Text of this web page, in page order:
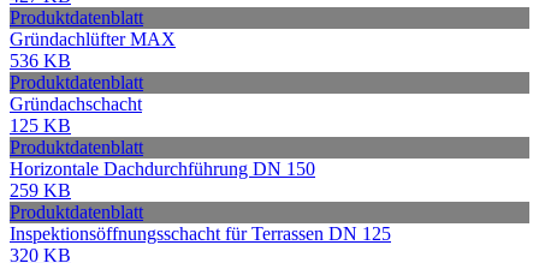
Produktdatenblatt
Gründachlüfter MAX
536 KB
Produktdatenblatt
Gründachschacht
125 KB
Produktdatenblatt
Horizontale Dachdurchführung DN 150
259 KB
Produktdatenblatt
Inspektionsöffnungsschacht für Terrassen DN 125
320 KB